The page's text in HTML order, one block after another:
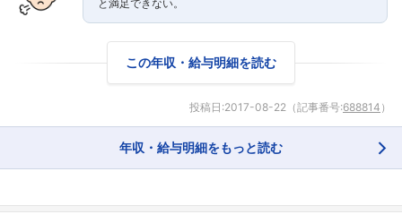
と満足できない。
この年収・給与明細を読む
投稿日:2017-08-22 （記事番号:688814 ）
年収・給与明細をもっと読む